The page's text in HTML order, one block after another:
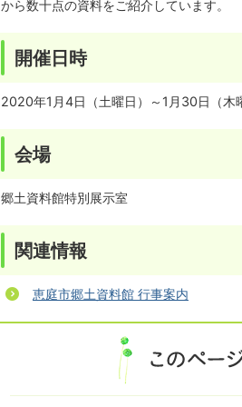
から数十点の資料をご紹介しています。
開催日時
2020年1月4日（土曜日）～1月30日（木
会場
郷土資料館特別展示室
関連情報
恵庭市郷土資料館 行事案内